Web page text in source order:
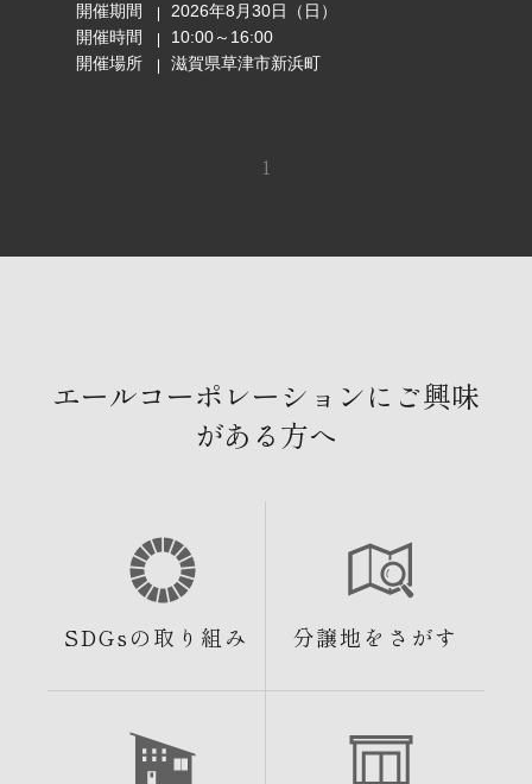
開催期間
2026年8月30日（日）
開催時間
10:00～16:00
開催場所
滋賀県草津市新浜町
1
エールコーポレーションにご興味
がある方へ
SDGsの取り組み 分譲地をさがす